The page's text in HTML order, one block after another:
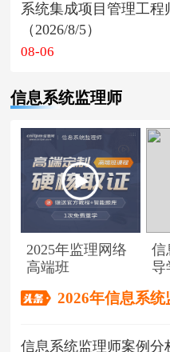
系统集成项目管理工
（2026/8/5）
08-06
信息系统监理师
2025年监理网络
高端班
信
导
2026年信息系
信息系统监理师案例分